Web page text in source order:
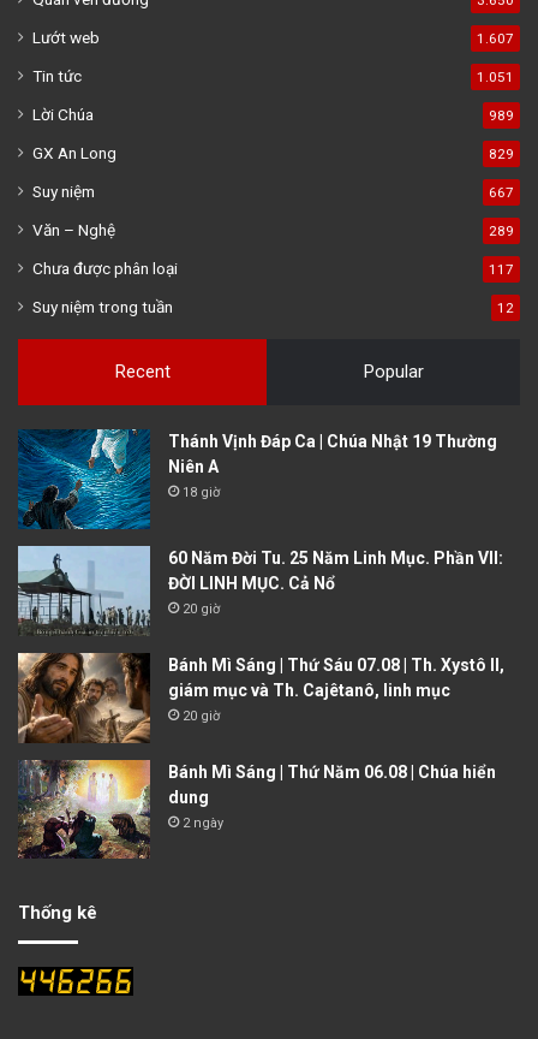
Lướt web 1.607
Tin tức 1.051
Lời Chúa 989
GX An Long 829
Suy niệm 667
Văn – Nghệ 289
Chưa được phân loại 117
Suy niệm trong tuần 12
Recent Popular
Thánh Vịnh Đáp Ca | Chúa Nhật 19 Thường
Niên A
18 giờ
60 Năm Đời Tu. 25 Năm Linh Mục. Phần VII:
ĐỜI LINH MỤC. Cả Nổ
20 giờ
Bánh Mì Sáng | Thứ Sáu 07.08 | Th. Xystô II,
giám mục và Th. Cajêtanô, linh mục
20 giờ
Bánh Mì Sáng | Thứ Năm 06.08 | Chúa hiển
dung
2 ngày
Thống kê